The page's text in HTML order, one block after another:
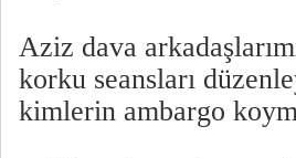
Aziz dava
korku seansları
kimlerin ambargo